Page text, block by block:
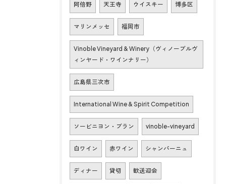
阿倍野 天王寺 ウイスキー 博多区
マリンメッセ 福岡市
Vinoble Vineyard & Winery（ヴィノーブルヴ
ィンヤード・ワインナリー）
広島県三次市
International Wine & Spirit Competition
ソービニヨン・ブラン vinoble-vineyard
白ワイン 赤ワイン シャンパーニュ
ディナー 貸切 歓送迎会